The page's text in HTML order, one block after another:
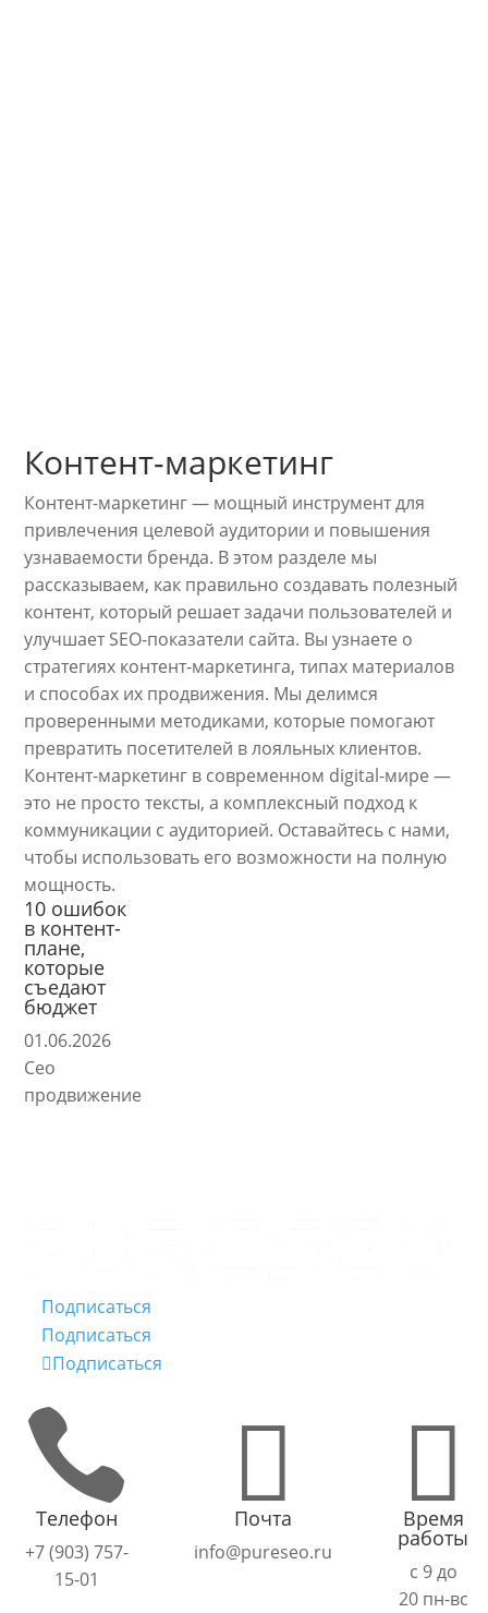
Контент-маркетинг
Контент-маркетинг — мощный инструмент для
привлечения целевой аудитории и повышения
узнаваемости бренда. В этом разделе мы
рассказываем, как правильно создавать полезный
контент, который решает задачи пользователей и
улучшает SEO-показатели сайта. Вы узнаете о
стратегиях контент-маркетинга, типах материалов
и способах их продвижения. Мы делимся
проверенными методиками, которые помогают
превратить посетителей в лояльных клиентов.
Контент-маркетинг в современном digital-мире —
это не просто тексты, а комплексный подход к
коммуникации с аудиторией. Оставайтесь с нами,
чтобы использовать его возможности на полную
мощность.
10 ошибок
в контент-
плане,
которые
съедают
бюджет
01.06.2026
Сео
продвижение
Подписаться
Подписаться
Подписаться

Телефон
+7 (903) 757-
15-01

Почта
info@pureseo.ru

Время
работы
с 9 до
20 пн-вс